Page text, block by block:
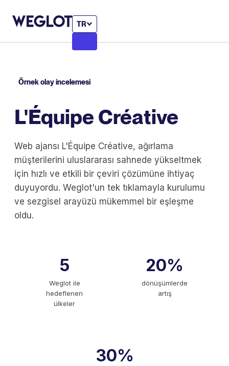
TR
Örnek olay incelemesi
L'Équipe Créative
Web ajansı L'Équipe Créative, ağırlama
müşterilerini uluslararası sahnede yükseltmek
için hızlı ve etkili bir çeviri çözümüne ihtiyaç
duyuyordu. Weglot'un tek tıklamayla kurulumu
ve sezgisel arayüzü mükemmel bir eşleşme
oldu.
5
Weglot ile
hedeflenen
ülkeler
20%
dönüşümlerde
artış
30%